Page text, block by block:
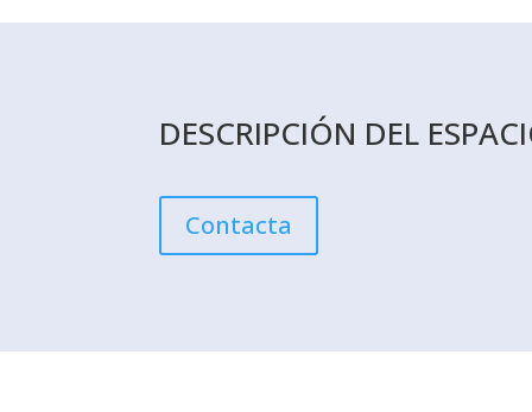
DESCRIPCIÓN DEL
Contacta